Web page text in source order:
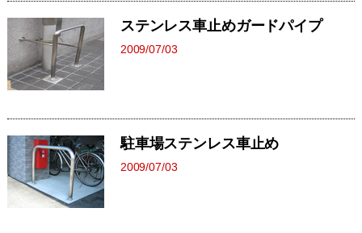
ステンレス車止めガードパイプ
2009/07/03
駐車場ステンレス車止め
2009/07/03